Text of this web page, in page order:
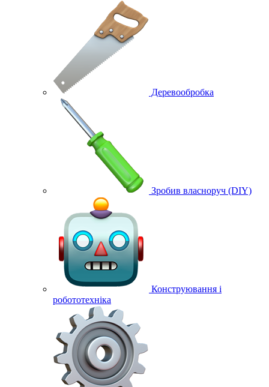
Деревообробка
Зробив власноруч (DIY)
Конструювання і
робототехніка